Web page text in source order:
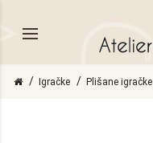
Igračke Plišane igračke